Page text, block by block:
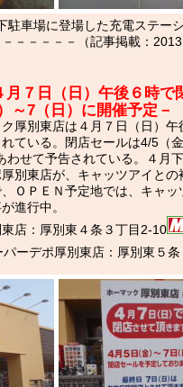
駐車場に登場した充電ステー
－－－－－－（記事掲載：
７日（日）午後６時で
～7（日）に開催予定－
厚別東店は４月７日（日）午
ている。閉店セールは4/5（
わせて予告されている。４月
別東店が、キャッツアイとの
ＯＰＥＮ予定地では、キャッ
進行中。
店：厚別東４条３丁目2-10
ーデポ厚別東店：厚別東５